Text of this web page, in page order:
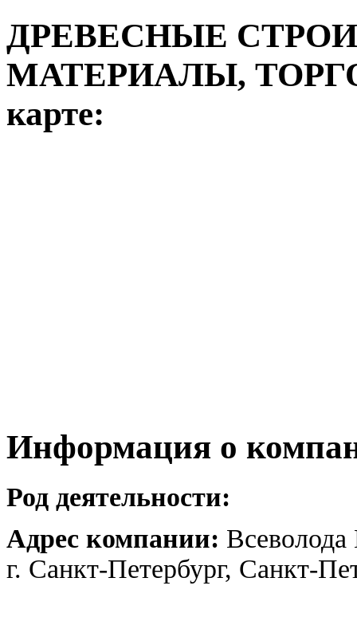
ДРЕВЕСНЫЕ
МАТЕРИАЛЫ,
карте:
Информация о
Род деятельности:
Адрес компании:
г. Санкт-Петербург, Санкт-